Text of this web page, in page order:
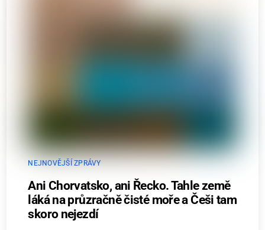
NEJNOVĚJŠÍ ZPRÁVY
Ani Chorvatsko, ani Řecko. Tahle země
láká na průzračně čisté moře a Češi tam
skoro nejezdí